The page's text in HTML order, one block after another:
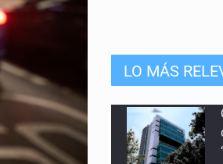
magnitud: Economista
LO MÁS